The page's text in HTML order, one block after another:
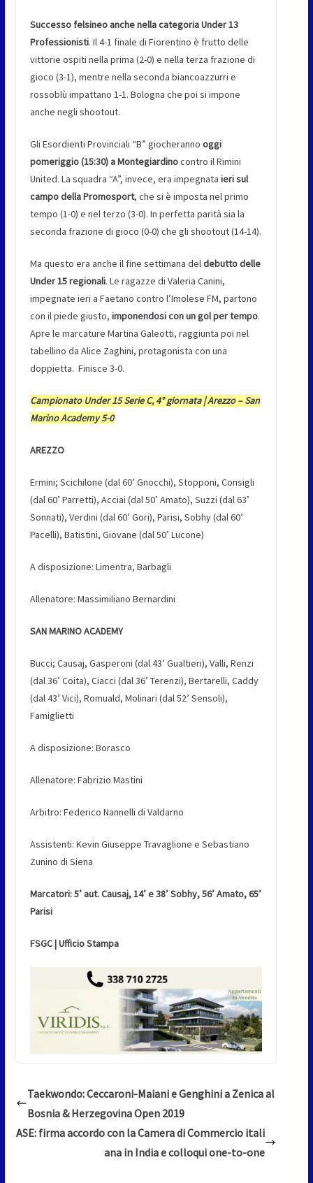
Successo felsineo anche nella categoria Under 13
Professionisti. Il 4-1 finale di Fiorentino è frutto delle
vittorie ospiti nella prima (2-0) e nella terza frazione di
gioco (3-1), mentre nella seconda biancoazzurri e
rossoblù impattano 1-1. Bologna che poi si impone
anche negli shootout.
Gli Esordienti Provinciali “B” giocheranno oggi
pomeriggio (15:30) a Montegiardinocontro il Rimini
United. La squadra “A”, invece, era impegnata ieri sul
campo della Promosport, che si è imposta nel primo
tempo (1-0) e nel terzo (3-0). In perfetta parità sia la
seconda frazione di gioco (0-0) che gli shootout (14-14).
Ma questo era anche il fine settimana deldebutto delle
Under 15 regionali. Le ragazze di Valeria Canini,
impegnate ieri a Faetano contro l’Imolese FM, partono
con il piede giusto, imponendosi con un gol per tempo.
Apre le marcature Martina Galeotti, raggiunta poi nel
tabellino da Alice Zaghini, protagonista con una
doppietta. Finisce 3-0.
Campionato Under 15 Serie C, 4° giornata | Arezzo – San
Marino Academy 5-0
AREZZO
Ermini; Scichilone (dal 60’ Gnocchi), Stopponi, Consigli
(dal 60’ Parretti), Acciai (dal 50’ Amato), Suzzi (dal 63’
Sonnati), Verdini (dal 60’ Gori), Parisi, Sobhy (dal 60’
Pacelli), Batistini, Giovane (dal 50’ Lucone)
A disposizione: Limentra, Barbagli
Allenatore: Massimiliano Bernardini
SAN MARINO ACADEMY
Bucci; Causaj, Gasperoni (dal 43’ Gualtieri), Valli, Renzi
(dal 36’ Coita), Ciacci (dal 36’ Terenzi), Bertarelli, Caddy
(dal 43’ Vici), Romuald, Molinari (dal 52’ Sensoli),
Famiglietti
A disposizione: Borasco
Allenatore: Fabrizio Mastini
Arbitro: Federico Nannelli di Valdarno
Assistenti: Kevin Giuseppe Travaglione e Sebastiano
Zunino di Siena
Marcatori: 5’ aut. Causaj, 14’ e 38’ Sobhy, 56’ Amato, 65’
Parisi
FSGC | Ufficio Stampa
Taekwondo: Ceccaroni-Maiani e Genghini a Zenica al
Bosnia & Herzegovina Open 2019
ASE: firma accordo con la Camera di Commercio itali
ana in India e colloqui one-to-one